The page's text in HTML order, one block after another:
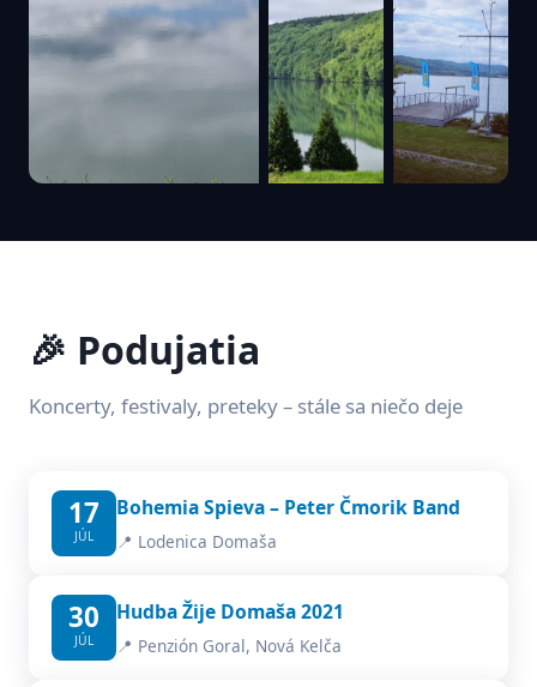
🎉 Podujatia
Koncerty, festivaly, preteky – stále sa niečo deje
17
JÚL
Bohemia Spieva – Peter Čmorik Band
📍 Lodenica Domaša
30
JÚL
Hudba Žije Domaša 2021
📍 Penzión Goral, Nová Kelča